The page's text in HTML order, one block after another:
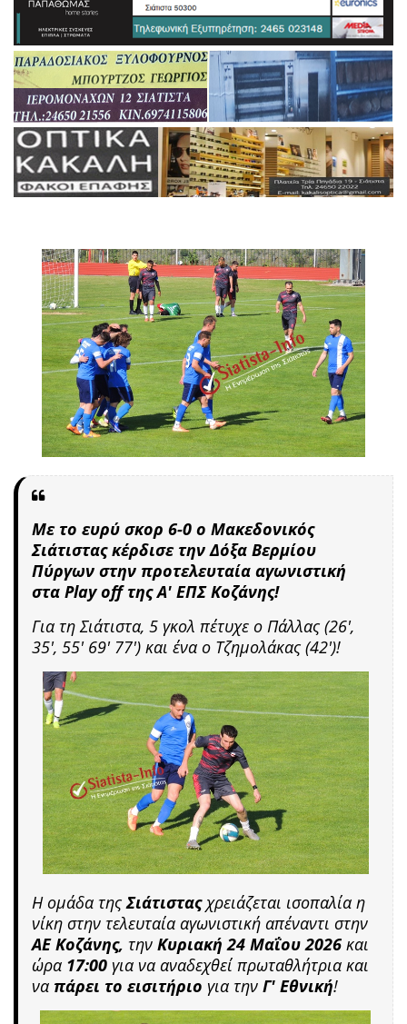
Με το ευρύ σκορ 6-0 ο Μακεδονικός
Σιάτιστας κέρδισε τηνΔόξα Βερμίου
Πύργων στην προτελευταία αγωνιστική
στα Play off τηςΑ' ΕΠΣ Κοζάνης!
Για τη Σιάτιστα, 5 γκολ πέτυχε ο Πάλλας (26',
35', 55' 69' 77') και ένα ο Τζημολάκας (42')!
Η ομάδα της Σιάτισταςχρειάζεται ισοπαλία η
νίκη στην τελευταία αγωνιστική απέναντι στην
ΑΕ Κοζάνης, την Κυριακή 24 Μαΐου 2026 και
ώρα 17:00 για να αναδεχθεί πρωταθλήτρια και
να πάρει το εισιτήριο για την Γ' Εθνική!